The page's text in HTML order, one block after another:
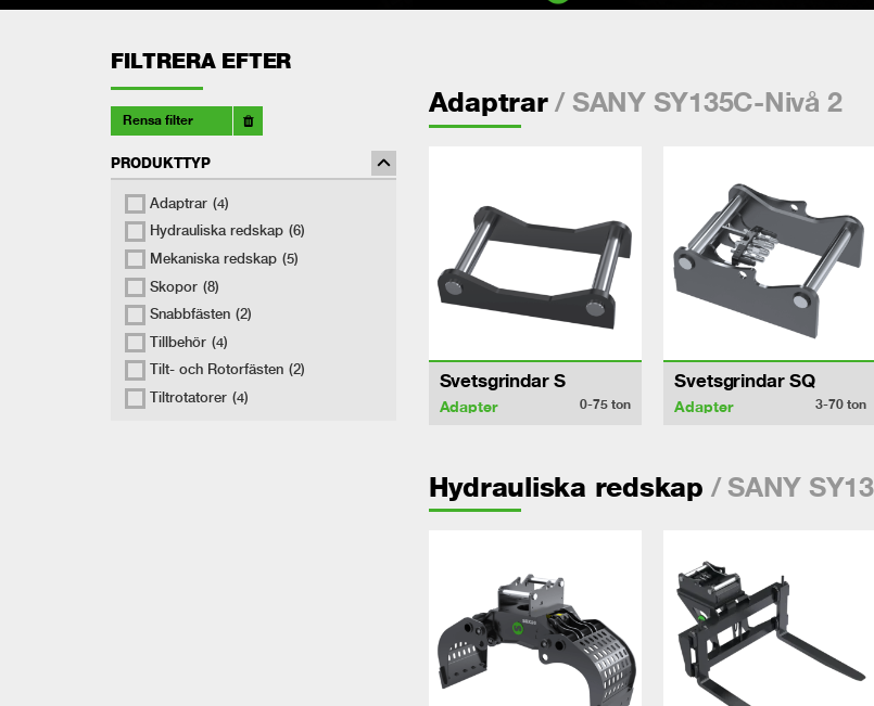
FILTRERA EFTER
Rensa filter
PRODUKTTYP
Adaptrar (4)
Hydrauliska redskap (6)
Mekaniska redskap (5)
Skopor (8)
Snabbfästen (2)
Tillbehör (4)
Tilt- och Rotorfästen (2)
Tiltrotatorer (4)
Adaptrar/ SANY SY135C-Nivå 2
Svetsgrindar S
Adapter 0-75ton
Svetsgrindar SQ
Adapter 3-70ton
Hydrauliska redskap / SANY